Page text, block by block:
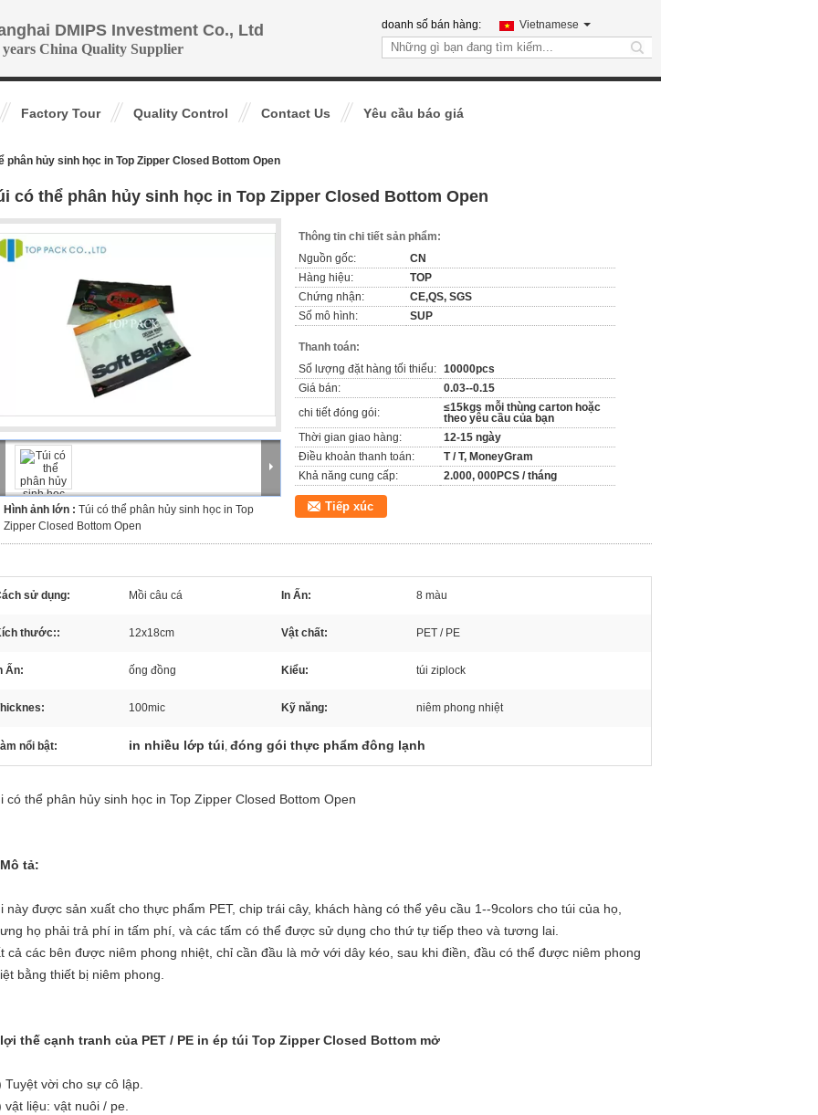
DMIPS Investment Co., Ltd
years China Quality Supplier
doanh số bán hàng: Vietnamese
search
Factory Tour Quality Control Contact Us Yêu cầu báo giá
phân hủy sinh học in Top Zipper Closed Bottom Open
có thể phân hủy sinh học in Top Zipper Closed Bottom Open
Hình ảnh lớn : Túi có thể phân hủy sinh học in Top
Zipper Closed Bottom Open
Thông tin chi tiết sản phẩm:
Nguồn gốc:
CN
Hàng hiệu:
TOP
Chứng nhận:
CE,QS, SGS
Số mô hình:
SUP
Thanh toán:
Số lượng đặt hàng tối thiểu: 10000pcs
Giá bán:
0.03--0.15
chi tiết đóng gói:
≤15kgs mỗi thùng carton hoặc
theo yêu cầu của bạn
Thời gian giao hàng:
12-15 ngày
Điều khoản thanh toán:
T / T, MoneyGram
Khả năng cung cấp:
2.000, 000PCS / tháng
Tiếp xúc
sử dụng: Mồi câu cá In Ấn: 8 màu
thước:: 12x18cm Vật chất: PET / PE
Ấn: ống đồng Kiểu: túi ziplock
100mic Kỹ năng: niêm phong nhiệt
nổi bật: in nhiều lớp túi, đóng gói thực phẩm đông lạnh
có thể phân hủy sinh học in Top Zipper Closed Bottom Open
tả:
này được sản xuất cho thực phẩm PET, chip trái cây, khách hàng có thể yêu cầu 1--9colors cho túi của họ,
họ phải trả phí in tấm phí, và các tấm có thể được sử dụng cho thứ tự tiếp theo và tương lai.
cả các bên được niêm phong nhiệt, chỉ cần đầu là mở với dây kéo, sau khi điền, đầu có thể được niêm phong
bằng thiết bị niêm phong.
thế cạnh tranh của PET / PE in ép túi Top Zipper Closed Bottom mở
Tuyệt vời cho sự cô lập.
vật liệu: vật nuôi / pe.